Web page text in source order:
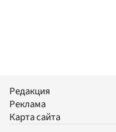
Редакция
Реклама
Карта сайта